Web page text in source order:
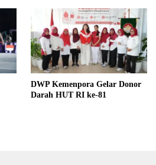
DWP Kemenpora Gelar Donor
Darah HUT RI ke-81